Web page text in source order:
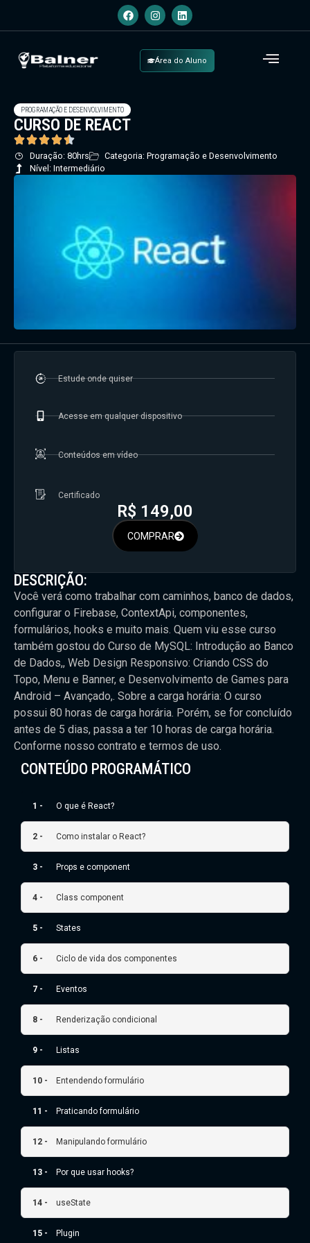
Área do Aluno
PROGRAMAÇÃO E DESENVOLVIMENTO
CURSO DE REACT
Duração: 80hrs
Categoria: Programação e Desenvolvimento
Nível: Intermediário
DESCRIÇÃO:
Você verá como trabalhar com caminhos, banco de dados,
configurar o Firebase, ContextApi, componentes,
formulários, hooks e muito mais. Quem viu esse curso
também gostou do Curso de MySQL: Introdução ao Banco
de Dados,, Web Design Responsivo: Criando CSS do
Topo, Menu e Banner, e Desenvolvimento de Games para
Android – Avançado,. Sobre a carga horária: O curso
possui 80 horas de carga horária. Porém, se for concluído
antes de 5 dias, passa a ter 10 horas de carga horária.
Conforme nosso contrato e termos de uso.
CONTEÚDO PROGRAMÁTICO
1 - O que é React?
2 - Como instalar o React?
3 - Props e component
4 - Class component
5 - States
6 - Ciclo de vida dos componentes
7 - Eventos
8 - Renderização condicional
9 - Listas
10 - Entendendo formulário
11 - Praticando formulário
12 - Manipulando formulário
13 - Por que usar hooks?
14 - useState
15 - Plugin
Estude onde quiser
Acesse em qualquer dispositivo
Conteúdos em vídeo
Certificado
R$ 149,00
COMPRAR